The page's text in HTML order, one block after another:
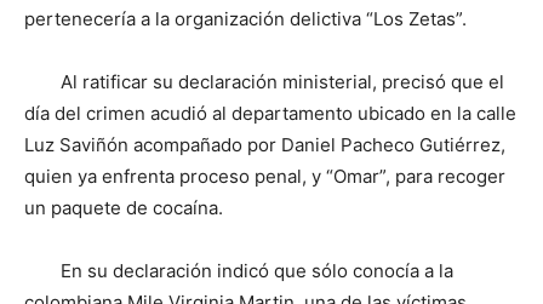
pertenecería a la organización delictiva “Los Zetas”.
Al ratificar su declaración ministerial, precisó que el
día del crimen acudió al departamento ubicado en la calle
Luz Saviñón acompañado por Daniel Pacheco Gutiérrez,
quien ya enfrenta proceso penal, y “Omar”, para recoger
un paquete de cocaína.
En su declaración indicó que sólo conocía a la